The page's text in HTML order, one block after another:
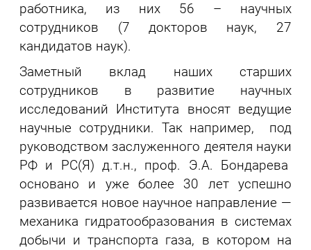
работника, из них 56 – научных
сотрудников (7 докторов наук, 27
кандидатов наук).
Заметный вклад наших старших
сотрудников в развитие научных
исследований Института вносят ведущие
научные сотрудники. Так например, под
руководством заслуженного деятеля науки
РФ и РС(Я) д.т.н., проф. Э.А. Бондарева
основано и уже более 30 лет успешно
развивается новое научное направление —
механика гидратообразования в системах
добычи и транспорта газа, в котором на